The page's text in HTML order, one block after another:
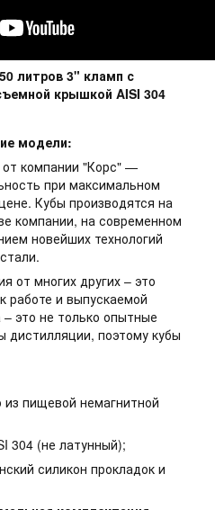
литров 3" кламп с
крышкой AISI 304
модели:
от компании "Корс" —
при максимальном
Кубы производятся на
компании, на современном
новейших технологий
от многих других – это
работе и выпускаемой
это не только опытные
поэтому кубы
из пищевой немагнитной
304 (не латунный);
силикон прокладок и